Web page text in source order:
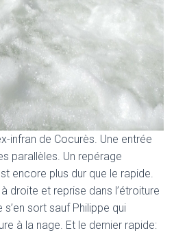
infran de Cocurès. Une entrée
parallèles. Un repérage
encore plus dur que le rapide.
droite et reprise dans l’étroiture
sort sauf Philippe qui
à la nage. Et le dernier rapide: